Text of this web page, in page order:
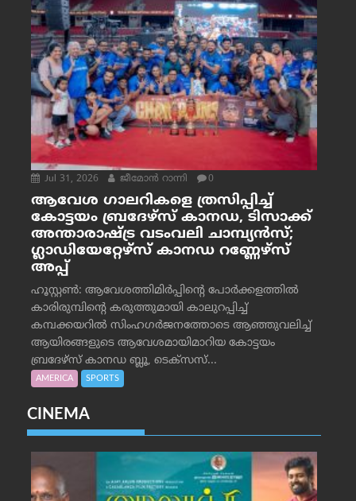
Jul 31, 2026 ജീമോന്‍ റാന്നി 0
ആവേശ ഗാലറികളെ ത്രസിപ്പിച്ച്
കോട്ടയം ബ്രദേഴ്‌സ് കാനഡ, ടിസാക്ക്
അന്താരാഷ്ട്ര വടംവലി ചാമ്പ്യന്‍സ്;
ഗ്ലാഡിയേറ്റേഴ്‌സ് കാനഡ റണ്ണേഴ്‌സ്
അപ്പ്
ഹൂസ്റ്റണ്‍: ആവേശത്തിമിര്‍പ്പിന്റെ പോര്‍ക്കളത്തില്‍
കാരിരുമ്പിന്റെ കരുത്തുമായി കാലുറപ്പിച്ച്
കമ്പക്കയറില്‍ സിംഹഗര്‍ജനത്തോടെ ആഞ്ഞുവലിച്ച്
ആയിരങ്ങളുടെ ആവേശമായിമാറിയ കോട്ടയം
ബ്രദേഴ്‌സ് കാനഡ ബ്ലൂ, ടെക്‌സസ്...
AMERICA SPORTS
CINEMA